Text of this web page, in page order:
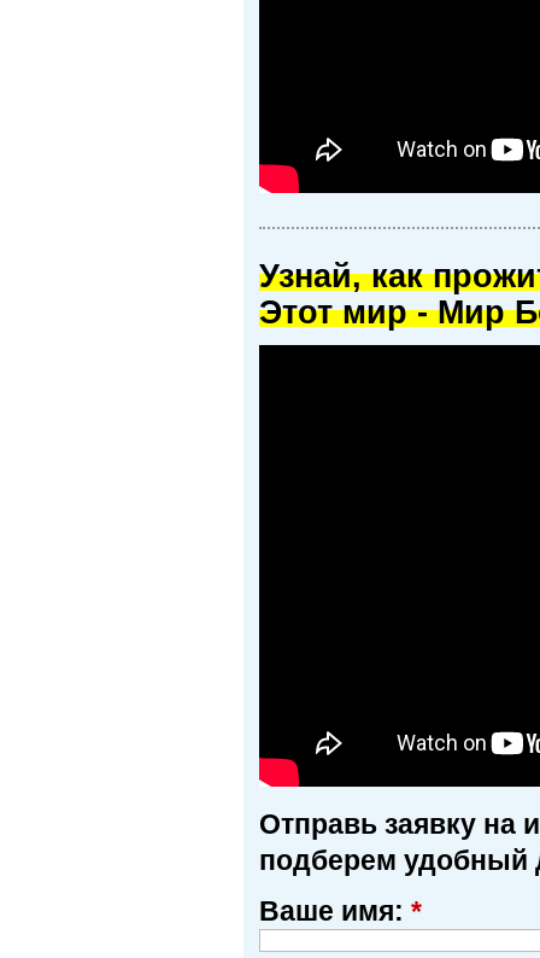
Узнай, как
Этот мир - Мир
Отправь заявку на
подберем удобный
Ваше имя: *